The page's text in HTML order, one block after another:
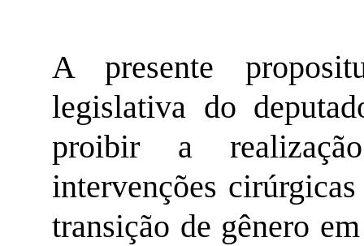
A presente
legislativa do
proibir a
intervenções
transição de gênero